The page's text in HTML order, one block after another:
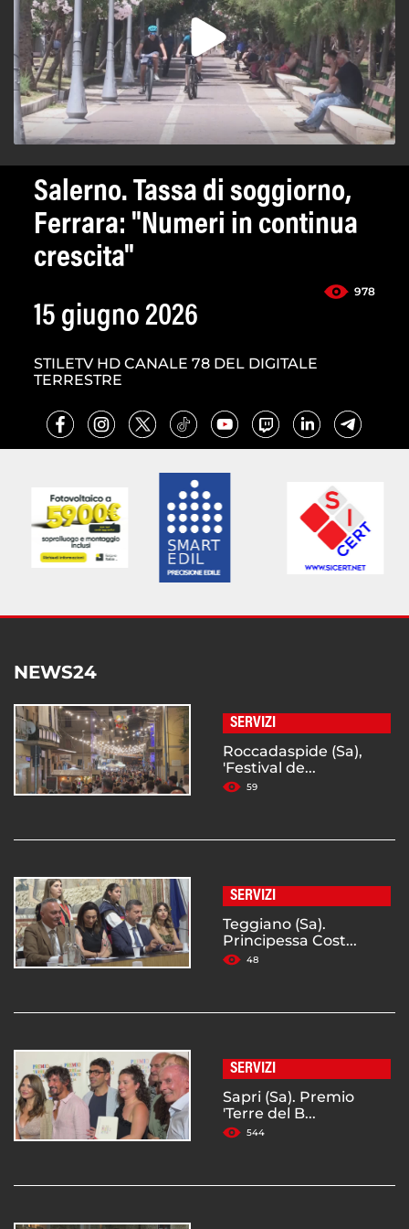
Salerno. Tassa di soggiorno,
Ferrara: "Numeri in continua
crescita"
978
15 giugno 2026
STILETV HD CANALE 78 DEL DIGITALE
TERRESTRE
NEWS24
SERVIZI
Roccadaspide (Sa),
'Festival de...
59
SERVIZI
Teggiano (Sa).
Principessa Cost...
48
SERVIZI
Sapri (Sa). Premio
'Terre del B...
544